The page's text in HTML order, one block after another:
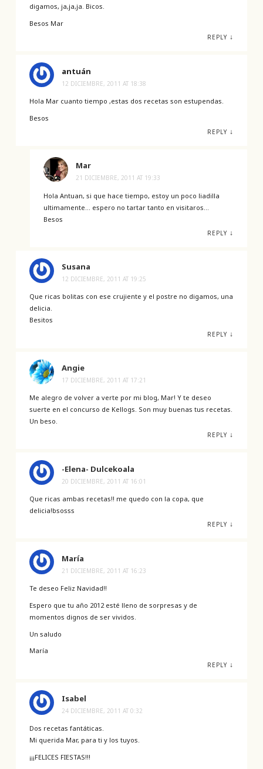
digamos, ja,ja,ja. Bicos.
Besos Mar
REPLY ↓
antuán
12 DICIEMBRE, 2011 AT 18:38
Hola Mar cuanto tiempo ,estas dos recetas son estupendas.
Besos
REPLY ↓
Mar
21 DICIEMBRE, 2011 AT 19:33
Hola Antuan, si que hace tiempo, estoy un poco liadilla
ultimamente… espero no tartar tanto en visitaros…
Besos
REPLY ↓
Susana
12 DICIEMBRE, 2011 AT 19:25
Que ricas bolitas con ese crujiente y el postre no digamos, una
delicia.
Besitos
REPLY ↓
Angie
17 DICIEMBRE, 2011 AT 17:21
Me alegro de volver a verte por mi blog, Mar! Y te deseo
suerte en el concurso de Kellogs. Son muy buenas tus recetas.
Un beso.
REPLY ↓
-Elena- Dulcekoala
20 DICIEMBRE, 2011 AT 16:01
Que ricas ambas recetas!! me quedo con la copa, que
delicia!bsosss
REPLY ↓
María
21 DICIEMBRE, 2011 AT 16:23
Te deseo Feliz Navidad!!
Espero que tu año 2012 esté lleno de sorpresas y de
momentos dignos de ser vividos.
Un saludo
María
REPLY ↓
Isabel
24 DICIEMBRE, 2011 AT 0:32
Dos recetas fantáticas.
Mi querida Mar, para ti y los tuyos.
¡¡¡FELICES FIESTAS!!!